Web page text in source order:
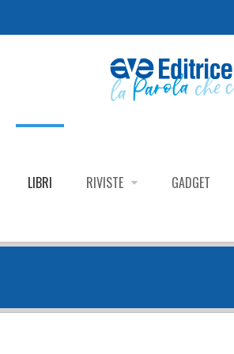
LIBRI RIVISTE GADGET